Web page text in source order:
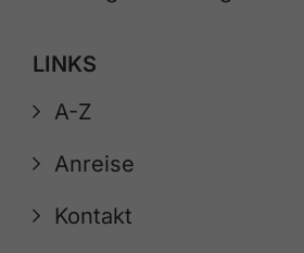
LINKS
A-Z
Anreise
Kontakt